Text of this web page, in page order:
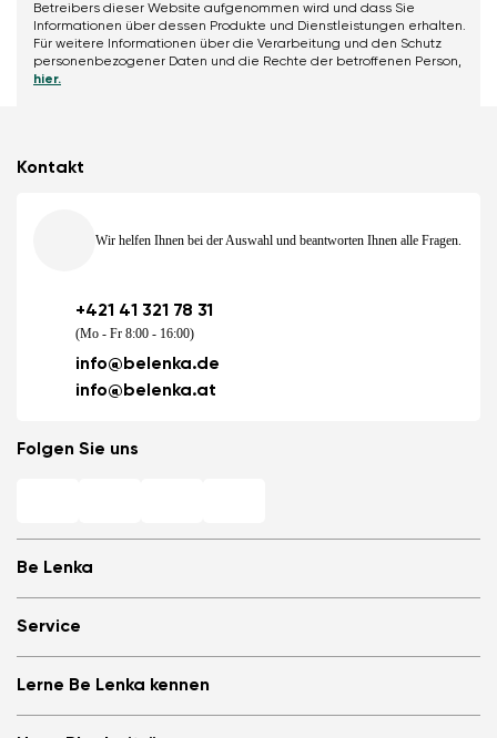
Betreibers dieser Website aufgenommen wird und dass Sie
Informationen über dessen Produkte und Dienstleistungen erhalten.
Für weitere Informationen über die Verarbeitung und den Schutz
personenbezogener Daten und die Rechte der betroffenen Person,
hier.
Be Lenka
Store Locator
Über uns
Be Lenka in den Medien
Cookies
Service
Anmelden
Be Lenka empfehlen &amp; Geld verdienen
Lerne Be Lenka kennen
Kontakt
Wir helfen Ihnen bei der Auswahl und beantworten Ihnen alle Fragen.
+421 41 321 78 31
(Mo - Fr 8:00 - 16:00)
info@belenka.de
info@belenka.at
Folgen Sie uns